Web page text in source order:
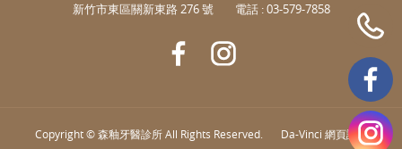
新竹市東區關新東路 276 號 電話 :03-579-7858
Copyright © 森釉牙醫診所 All Rights Reserved. Da-Vinci 網頁設計